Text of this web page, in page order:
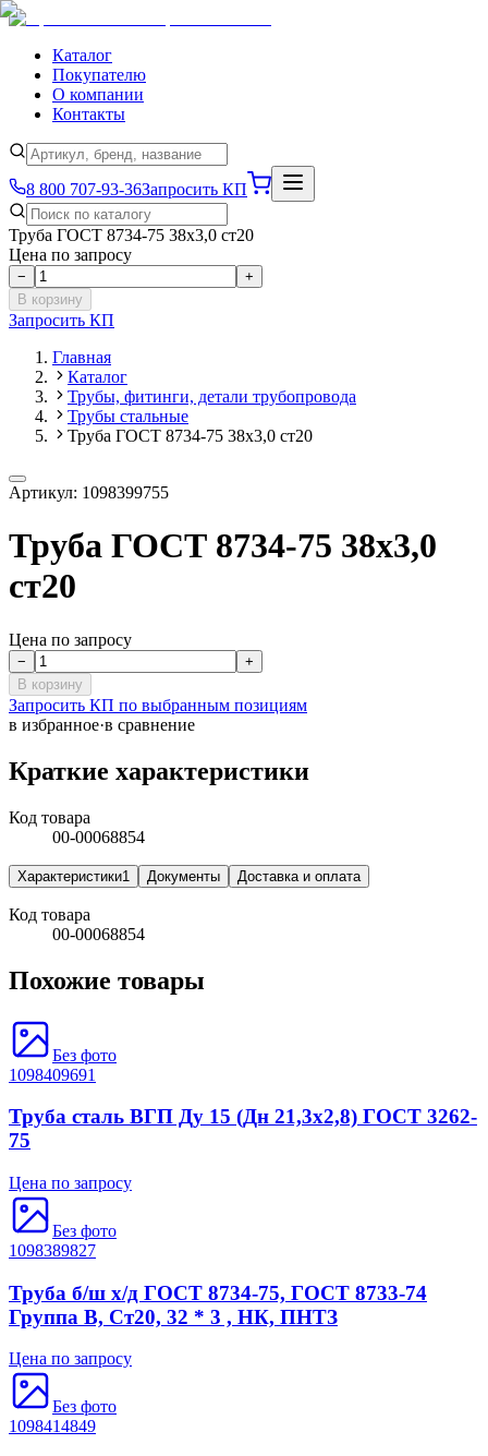
Каталог
Покупателю
О компании
Контакты
8 800 707-93-36Запросить КП
Труба ГОСТ 8734-75 38х3,0 ст20
Цена по запросу
−
+
В корзину
Запросить КП
Главная
Каталог
Трубы, фитинги, детали трубопровода
Трубы стальные
Труба ГОСТ 8734-75 38х3,0 ст20
Артикул: 1098399755
Труба ГОСТ 8734-75 38х3,0
ст20
Цена по запросу
−
+
В корзину
Запросить КП по выбранным позициям
в избранное·в сравнение
Краткие характеристики
Код товара
00-00068854
Характеристики1 Документы Доставка и оплата
Код товара
00-00068854
Похожие товары
Без фото
1098409691
Труба сталь ВГП Ду 15 (Дн 21,3х2,8) ГОСТ 3262-
75
Цена по запросу
Без фото
1098389827
Труба б/ш х/д ГОСТ 8734-75, ГОСТ 8733-74
Группа В, Ст20, 32 * 3 , НК, ПНТЗ
Цена по запросу
Без фото
1098414849